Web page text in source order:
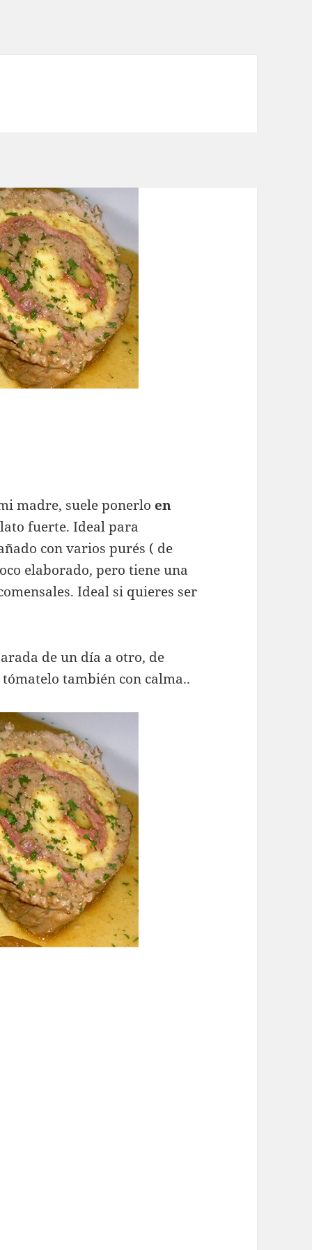
madre, suele ponerlo en
fuerte. Ideal para
con varios purés ( de
elaborado, pero tiene una
Ideal si quieres ser
de un día a otro, de
también con calma..